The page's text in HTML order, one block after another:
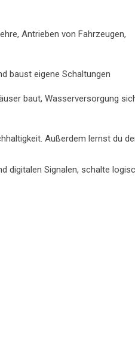
Antrieben von Fahrzeugen,
baust eigene Schaltungen
baut, Wasserversorgung
Außerdem lernst du
digitalen Signalen, schalte